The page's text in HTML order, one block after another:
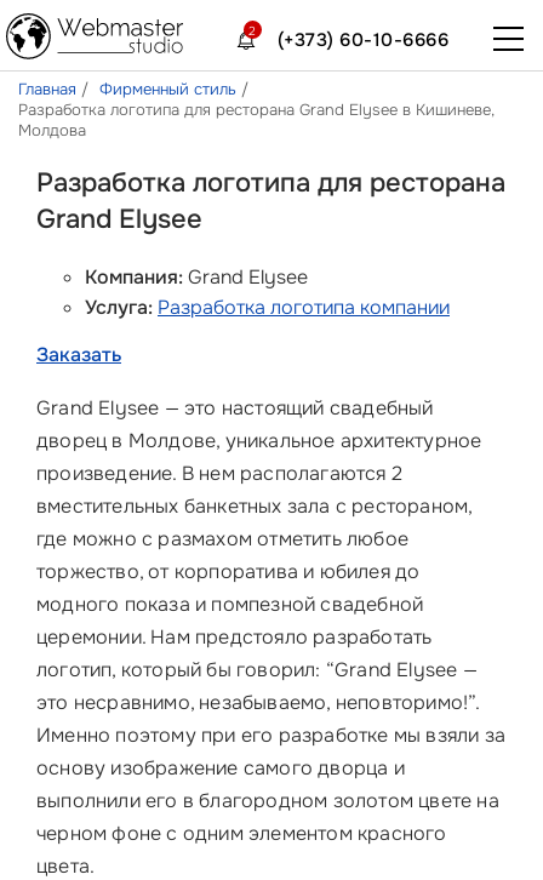
(+373) 60-10-6666
2
Главная
Фирменный стиль
Разработка логотипа для ресторана Grand Elysee в Кишиневе,
Молдова
Разработка логотипа для ресторана
Grand Elysee
Компания:Grand Elysee
Услуга: Разработка логотипа компании
Заказать
Grand Elysee — это настоящий свадебный
дворец в Молдове, уникальное архитектурное
произведение. В нем располагаются 2
вместительных банкетных зала с рестораном,
где можно с размахом отметить любое
торжество, от корпоратива и юбилея до
модного показа и помпезной свадебной
церемонии. Нам предстояло разработать
логотип, который бы говорил: “Grand Elysee —
это несравнимо, незабываемо, неповторимо!”.
Именно поэтому при его разработке мы взяли за
основу изображение самого дворца и
выполнили его в благородном золотом цвете на
черном фоне c одним элементом красного
цвета.